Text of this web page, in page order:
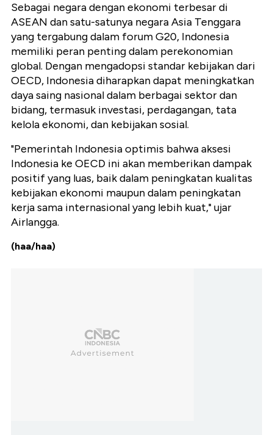
Sebagai negara dengan ekonomi terbesar di
ASEAN dan satu-satunya negara Asia Tenggara
yang tergabung dalam forum G20, Indonesia
memiliki peran penting dalam perekonomian
global. Dengan mengadopsi standar kebijakan dari
OECD, Indonesia diharapkan dapat meningkatkan
daya saing nasional dalam berbagai sektor dan
bidang, termasuk investasi, perdagangan, tata
kelola ekonomi, dan kebijakan sosial.
"Pemerintah Indonesia optimis bahwa aksesi
Indonesia ke OECD ini akan memberikan dampak
positif yang luas, baik dalam peningkatan kualitas
kebijakan ekonomi maupun dalam peningkatan
kerja sama internasional yang lebih kuat," ujar
Airlangga.
(haa/haa)